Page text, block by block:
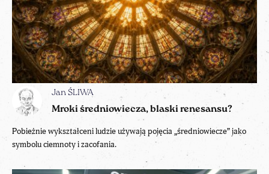
Jan ŚLIWA
Mroki średniowiecza, blaski renesansu?
Pobieżnie wykształceni ludzie używają pojęcia „średniowiecze” jako
symbolu ciemnoty i zacofania.